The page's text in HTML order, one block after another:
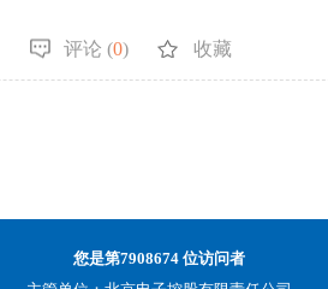
评论 (0) 收藏
您是第7908674位访问者